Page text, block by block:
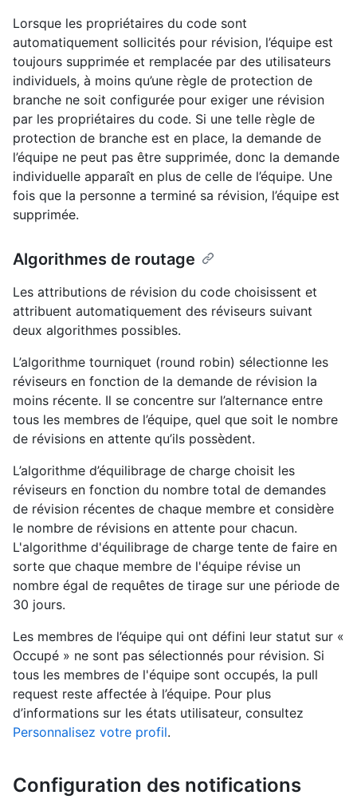
Lorsque les propriétaires du code sont
automatiquement sollicités pour révision, l’équipe est
toujours supprimée et remplacée par des utilisateurs
individuels, à moins qu’une règle de protection de
branche ne soit configurée pour exiger une révision
par les propriétaires du code. Si une telle règle de
protection de branche est en place, la demande de
l’équipe ne peut pas être supprimée, donc la demande
individuelle apparaît en plus de celle de l’équipe. Une
fois que la personne a terminé sa révision, l’équipe est
supprimée.
Algorithmes de routage
Les attributions de révision du code choisissent et
attribuent automatiquement des réviseurs suivant
deux algorithmes possibles.
L’algorithme tourniquet (round robin) sélectionne les
réviseurs en fonction de la demande de révision la
moins récente. Il se concentre sur l’alternance entre
tous les membres de l’équipe, quel que soit le nombre
de révisions en attente qu’ils possèdent.
L’algorithme d’équilibrage de charge choisit les
réviseurs en fonction du nombre total de demandes
de révision récentes de chaque membre et considère
le nombre de révisions en attente pour chacun.
L'algorithme d'équilibrage de charge tente de faire en
sorte que chaque membre de l'équipe révise un
nombre égal de requêtes de tirage sur une période de
30 jours.
Les membres de l’équipe qui ont défini leur statut sur «
Occupé » ne sont pas sélectionnés pour révision. Si
tous les membres de l'équipe sont occupés, la pull
request reste affectée à l’équipe. Pour plus
d’informations sur les états utilisateur, consultez
Personnalisez votre profil.
Configuration des notifications